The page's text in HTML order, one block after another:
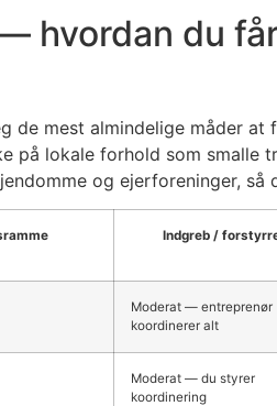
hvordan du
de mest almindelige måder
lokale forhold som smalle
og ejerforeninger,
Indgreb /
Moderat — entreprenør
koordinerer alt
Moderat — du styrer
koordinering